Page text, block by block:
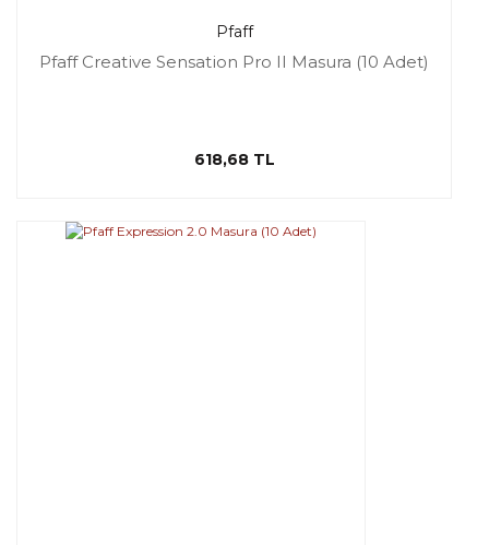
Pfaff
Pfaff Creative Sensation Pro II Masura (10 Adet)
618,68 TL